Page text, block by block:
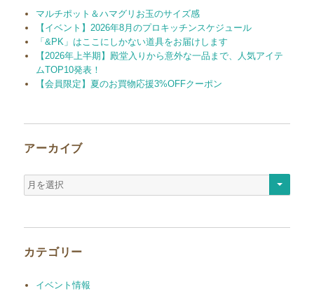
マルチポット＆ハマグリお玉のサイズ感
【イベント】2026年8月のプロキッチンスケジュール
「&PK」はここにしかない道具をお届けします
【2026年上半期】殿堂入りから意外な一品まで、人気アイテ
ムTOP10発表！
【会員限定】夏のお買物応援3%OFFクーポン
アーカイブ
ア
ー
カテゴリー
イベント情報